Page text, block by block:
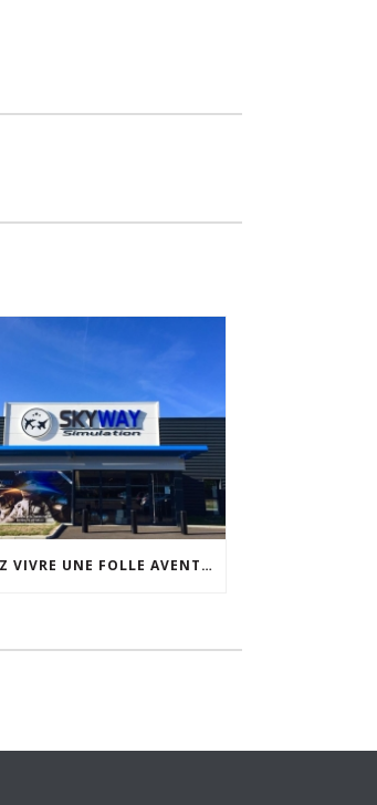
VENEZ VIVRE UNE FOLLE AVENTURE CHEZ SKYWAY SIMULATION.